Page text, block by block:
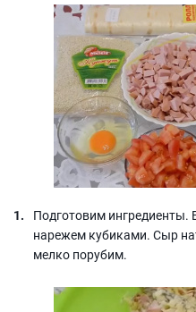
Подготовим
нарежем кубиками. Сыр
мелко порубим.